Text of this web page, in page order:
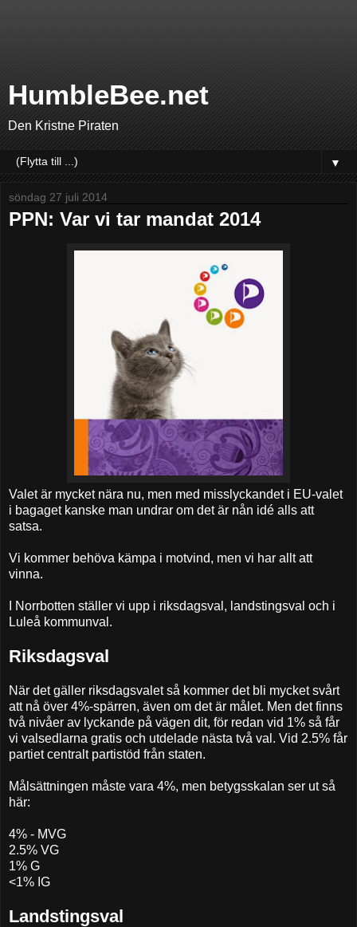
HumbleBee.net
Den Kristne Piraten
▼
söndag 27 juli 2014
PPN: Var vi tar mandat 2014
Valet är mycket nära nu, men med misslyckandet i EU-valet
i bagaget kanske man undrar om det är nån idé alls att
satsa.
Vi kommer behöva kämpa i motvind, men vi har allt att
vinna.
I Norrbotten ställer vi upp i riksdagsval, landstingsval och i
Luleå kommunval.
Riksdagsval
När det gäller riksdagsvalet så kommer det bli mycket svårt
att nå över 4%-spärren, även om det är målet. Men det finns
två nivåer av lyckande på vägen dit, för redan vid 1% så får
vi valsedlarna gratis och utdelade nästa två val. Vid 2.5% får
partiet centralt partistöd från staten.
Målsättningen måste vara 4%, men betygsskalan ser ut så
här:
4% - MVG
2.5% VG
1% G
<1% IG
Landstingsval